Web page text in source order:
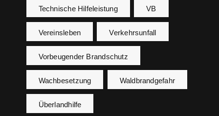
Technische Hilfeleistung VB
Vereinsleben Verkehrsunfall
Vorbeugender Brandschutz
Wachbesetzung Waldbrandgefahr
Überlandhilfe